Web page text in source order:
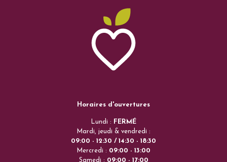
Horaires d'ouvertures
Lundi : FERMÉ
Mardi, jeudi & vendredi :
09:00 - 12:30 / 14:30 - 18:30
Mercredi : 09:00 - 13:00
Samedi : 09:00 - 17:00